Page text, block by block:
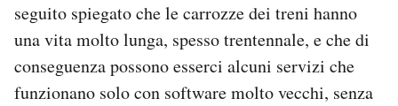
seguito spiegato che le carrozze dei treni hanno
una vita molto lunga, spesso trentennale, e che di
conseguenza possono esserci alcuni servizi che
funzionano solo con software molto vecchi, senza